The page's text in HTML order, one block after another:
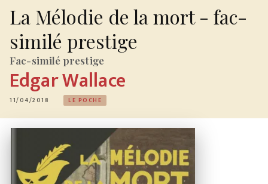
La Mélodie de la mort - fac-
similé prestige
Fac-similé prestige
Edgar Wallace
11/04/2018 LE POCHE